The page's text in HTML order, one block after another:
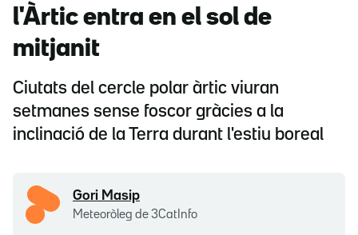
l'Àrtic entra en el sol de
mitjanit
Ciutats del cercle polar àrtic viuran
setmanes sense foscor gràcies a la
inclinació de la Terra durant l'estiu boreal
Gori Masip
Meteoròleg de 3CatInfo